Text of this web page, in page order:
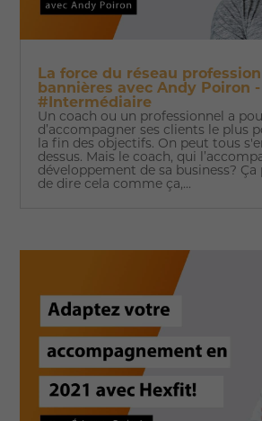
La force du réseau
bannières avec Andy Poiron -
#Intermédiaire
Un coach ou un professionnel a
d’accompagner ses clients le plus
la fin des objectifs. On peut tous
dessus. Mais le coach, qui
développement de sa business?
de dire cela comme ça,...